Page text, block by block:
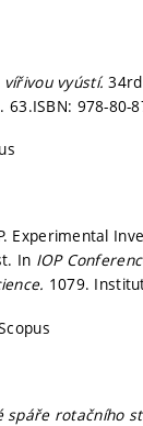
vířivou vyústí.
63.ISBN: 978-80-
P. Experimental
In IOP
1079.
spáře rotačního